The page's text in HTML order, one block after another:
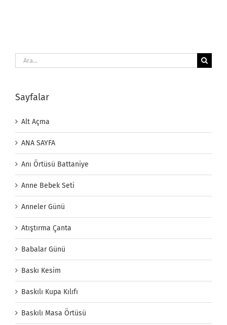
Ara:
Sayfalar
Alt Açma
ANA SAYFA
Anı Örtüsü Battaniye
Anne Bebek Seti
Anneler Günü
Atıştırma Çanta
Babalar Günü
Baskı Kesim
Baskılı Kupa Kılıfı
Baskılı Masa Örtüsü